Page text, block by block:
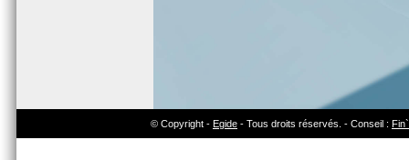
© Copyright - Egide - Tous droits réservés. - Conseil :